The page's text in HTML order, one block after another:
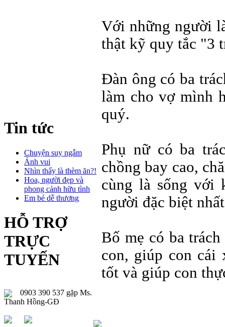
Tin tức
Chuyện suy ngẫm
Ảnh vui
Nhìn thấy là thèm ăn?!
Hoa, người đẹp và
phong cảnh hữu tình
Em bé dễ thương
HỖ TRỢ
TRỰC
TUYẾN
0903 390 537 gặp Ms.
Thanh Hồng-GĐ
Với những người
thật kỹ quy tắc "3
Đàn ông có ba
làm cho vợ mình
quý.
Phụ nữ có ba
chồng bay cao,
cùng là sống với
người đặc biệt
Bố mẹ có ba
con, giúp con cái
tốt và giúp con